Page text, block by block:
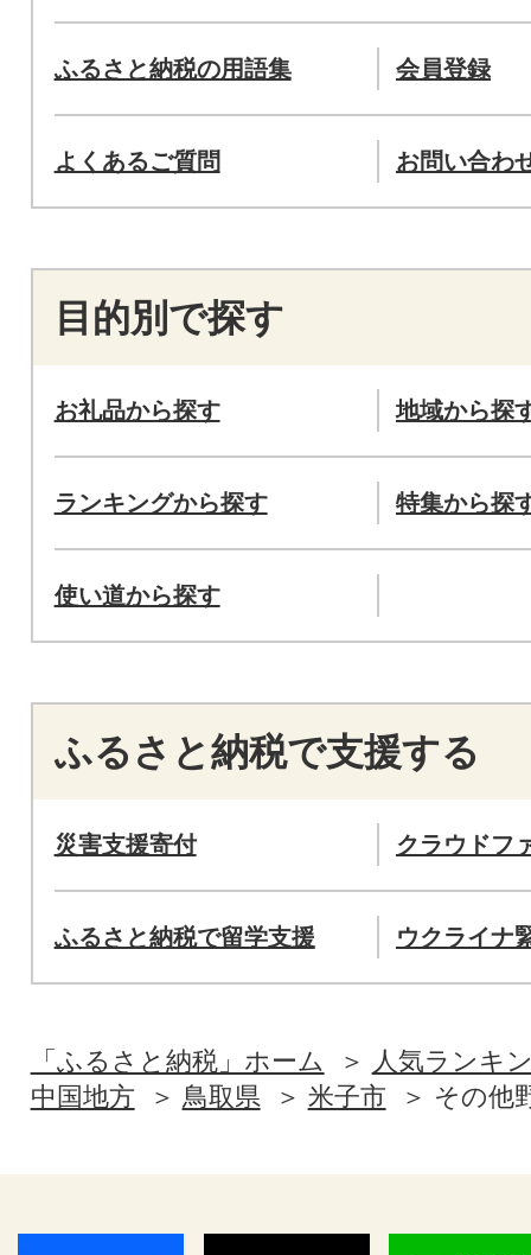
ふるさと納税の用語集 会員登録
よくあるご質問 お問い合わ
目的別で探す
お礼品から探す 地域から探
ランキングから探す 特集から探
使い道から探す
ふるさと納税で支援する
災害支援寄付 クラウドフ
ふるさと納税で留学支援 ウクライナ
「ふるさと納税」ホーム
人気ランキ
中国地方
鳥取県 米子市 その他